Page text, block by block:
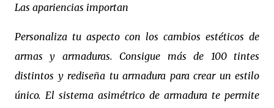
Las apariencias importan
Personaliza tu aspecto con los cambios estéticos de
armas y armaduras. Consigue más de 100 tintes
distintos y rediseña tu armadura para crear un estilo
único. El sistema asimétrico de armadura te permite